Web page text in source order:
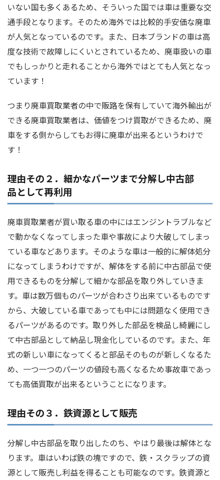
いない国も多くあるため、そういった国では車は重要な交
通手段となります。そのため海外では比較的手安価な廃車
が人気となっているのです。また、日本ブランドの車は高
度な技術で故障しにくいとされているため、廃車扱いの車
でもしっかりと走れることから海外ではとても人気となっ
ています！
つまり廃車買取業者の中で販路を保有していて海外輸出が
できる廃車買取業者は、価値をつけ買取ができるため、廃
車をする側からしてもお得に廃車が出来るというわけで
す！
理由その２．細かなパーツまで分解し中古部
品として再利用
廃車買取業者が買い取る車の中にはエンジントラブルなど
で動かなくなってしまった車や事故により大破してしまっ
ている車などあります。そのような車は一般的に解体処分
になってしまうわけですが、解体をする前に中古部品で使
用できるものを分解して細かな部品を取り外していきま
す。車は数万個ものパーツが合わさり出来ているものです
から、大破している車であっても中には問題なく使用でき
るパーツがあるのです。取り外した部品を検品し綺麗にし
て中古部品として納品し現金化しているのです。また、年
式の新しい車になってくると部品そのものが新しくなるた
め、一つ一つのパーツの値段も高くなるため事故車であっ
ても高価買取が出来るということになります。
理由その３．鉄資源として販売
分解し中古部品を取り出したのち、やはり最後は解体とな
ります。車はいわば鉄の塊ですので、鉄・スクラップの資
源として販売し利益を得ることも可能なのです。鉄資源と